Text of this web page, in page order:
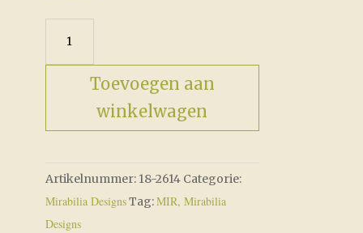
Justice
aantal
Toevoegen aan
winkelwagen
Artikelnummer: 18-2614 Categorie:
Mirabilia DesignsTag:MIR, Mirabilia
Designs